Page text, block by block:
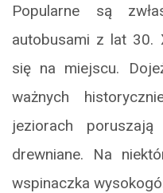
Popularne są
autobusami z lat 30.
się na miejscu.
ważnych
jeziorach
drewniane. Na
wspinaczka